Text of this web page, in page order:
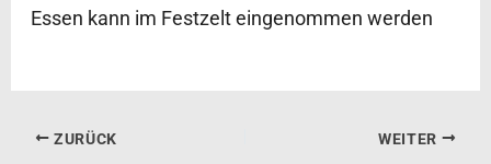
Essen kann im Festzelt eingenommen werden
ZURÜCK WEITER